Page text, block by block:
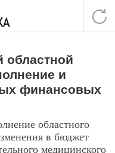
областной
и
финансовых
областного
в бюджет
медицинского